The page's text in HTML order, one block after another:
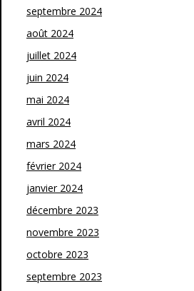
septembre 2024
août 2024
juillet 2024
juin 2024
mai 2024
avril 2024
mars 2024
février 2024
janvier 2024
décembre 2023
novembre 2023
octobre 2023
septembre 2023